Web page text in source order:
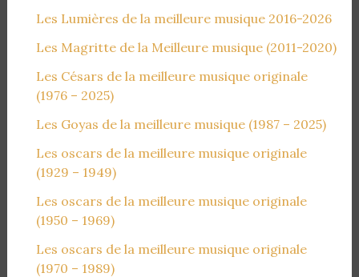
Les Lumières de la meilleure musique 2016-2026
Les Magritte de la Meilleure musique (2011-2020)
Les Césars de la meilleure musique originale
(1976 – 2025)
Les Goyas de la meilleure musique (1987 – 2025)
Les oscars de la meilleure musique originale
(1929 – 1949)
Les oscars de la meilleure musique originale
(1950 – 1969)
Les oscars de la meilleure musique originale
(1970 – 1989)